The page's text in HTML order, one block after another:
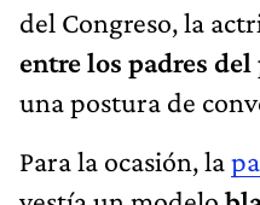
del Congreso, la
entre los padres
una postura de
Para la ocasión, la